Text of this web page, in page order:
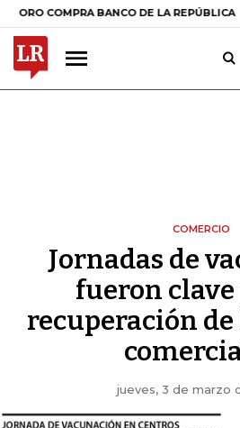
BANCO DE LA REPÚBLICA $
COMERCIO
Jornadas de
fueron clave
recuperación
jueves, 3 de marzo